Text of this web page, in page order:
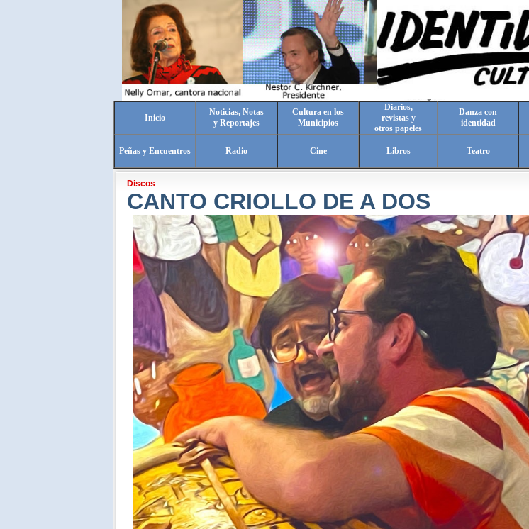
Inicio
Noticias, Notas
y Reportajes
Cultura en los
Municipios
Diarios,
revistas y
otros papeles
Danza con
identidad
Peñas y Encuentros Radio Cine Libros Teatro
Discos
CANTO CRIOLLO DE A DOS